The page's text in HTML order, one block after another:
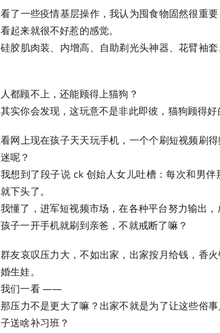
看了一些疫情基层操作，我认为囤食物固然很重
看起来就很不好惹的感觉。
硅胶肌肉装、内增高、自助剃光头神器、花臂袖
人都顾不上，还能顾得上猫狗？
其实你会发现，这玩意不是非此即彼，猫狗顾得好
看网上现在孩子天天玩手机，一个个刷短视频刷
迷呢？
我想到了段子说 ck 创始人女儿吐槽：每次和男
就下头了。
我懂了，进军短视频市场，在各种平台努力输出，
孩子一开手机就刷到亲爸，不就戒断了嘛？ ​​​
群友哀叹压力大，不如出家，出家按月给钱，香
婚生娃。
我们一看 ——
那压力不是更大了嘛？出家不就是为了让这些俗
子送啥补习班？